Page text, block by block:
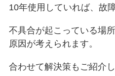
10年使用していれば、故
不具合が起こっている場
原因が考えられます。
合わせて解決策もご紹介し